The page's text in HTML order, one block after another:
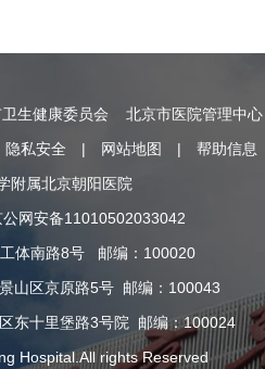
生健康委员会
北京市医院管理中心
隐私安全 | 网站地图 |
帮助信息
附属北京朝阳医院
公网安备11010502033042
体南路8号 邮编：100020
山区京原路5号 邮编：100043
东十里堡路3号院 邮编：100024
Hospital.All rights Reserved